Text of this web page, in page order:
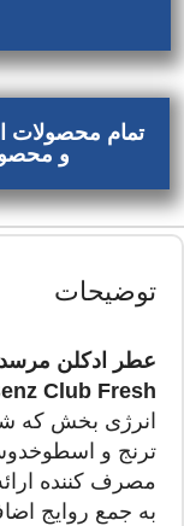
تمام محصولات
و
توضیحات
Club Fresh
انرژی بخش که
ترنج و
مصرف کننده
به جمع روایج